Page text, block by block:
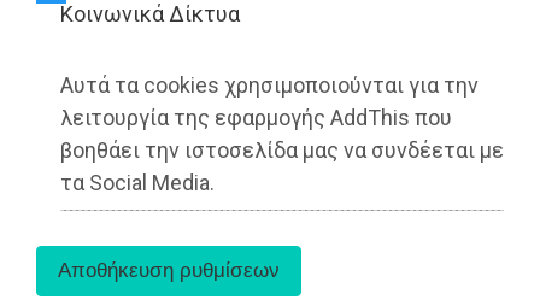
Kοινωνικά Δίκτυα
Αυτά τα cookies χρησιμοποιούνται για την
λειτουργία της εφαρμογής AddThis που
βοηθάει την ιστοσελίδα μας να συνδέεται με
τα Social Media.
Αντιδημάρχου Οικονομικών. Αντίθετα, οι
Δήμαρχο, καθώς δεν έχουν μεταβιβαστεί σε
κάποιον Αντιδήμαρχο.